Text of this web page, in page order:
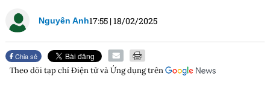
Nguyên Anh17:55 |18/02/2025
Chia sẻ
Theo dõi tạp chíĐiện tử và Ứng dụngtrên